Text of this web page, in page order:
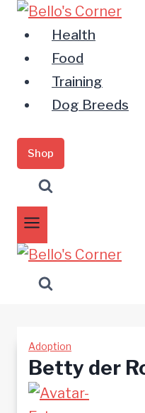
Zum
Inhalt
springen
Health
Food
Training
Dog Breeds
Shop
Adoption
Betty der